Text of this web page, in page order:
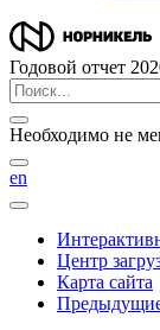
Годовой отчет
Необходимо не
en
Центр
Карта сайта